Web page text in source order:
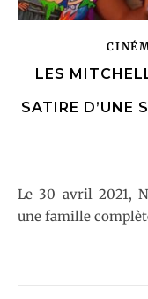
LES
SATIRE D’UNE
Le 30 avril 2021, Netflix vous proposait de découvrir
une famille